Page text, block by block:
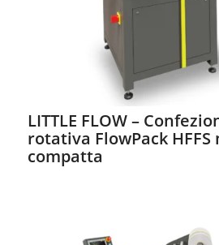
LITTLE FLOW –
rotativa FlowPack HFFS
compatta